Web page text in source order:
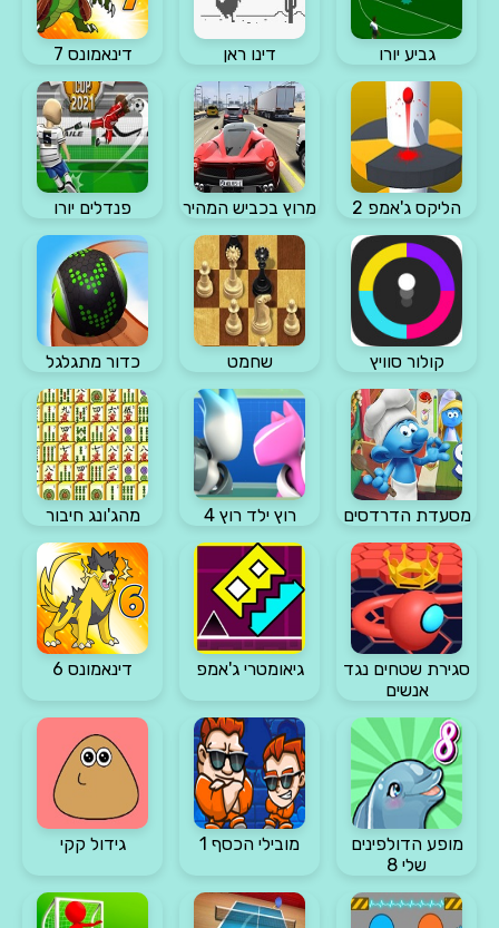
גביע יורו דינו ראן דינאמונס 7
הליקס ג'אמפ 2 מרוץ בכביש המהיר פנדלים יורו
קולור סוויץ שחמט כדור מתגלגל
מסעדת הדרדסים רוץ ילד רוץ 4 מהג'ונג חיבור
סגירת שטחים נגד
אנשים
גיאומטרי ג'אמפ דינאמונס 6
מופע הדולפינים
שלי 8
מובילי הכסף 1 גידול קקי